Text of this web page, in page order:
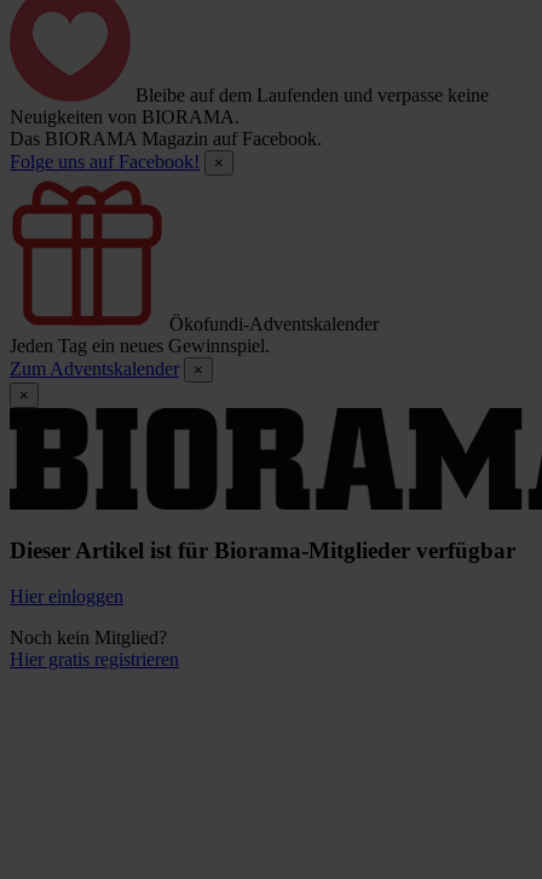
Bleibe auf dem Laufenden und verpasse keine
Neuigkeiten von BIORAMA.
Das BIORAMA Magazin auf Facebook.
Folge uns auf Facebook!
×
Ökofundi-Adventskalender
Jeden Tag ein neues Gewinnspiel.
Zum Adventskalender
×
×
Dieser Artikel ist für Biorama-Mitglieder verfügbar
Hier einloggen
Noch kein Mitglied?
Hier gratis registrieren